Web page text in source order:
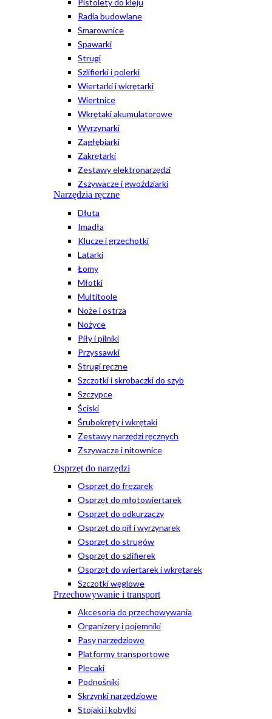
Pistolety do kleju
Radia budowlane
Smarownice
Spawarki
Strugi
Szlifierki i polerki
Wiertarki i wkrętarki
Wiertnice
Wkrętaki akumulatorowe
Wyrzynarki
Zagłębiarki
Zakrętarki
Zestawy elektronarzędzi
Zszywacze i gwoździarki
Narzędzia ręczne
Dłuta
Imadła
Klucze i grzechotki
Latarki
Łomy
Młotki
Multitoole
Noże i ostrza
Nożyce
Piły i pilniki
Przyssawki
Strugi ręczne
Szczotki i skrobaczki do szyb
Szczypce
Ściski
Śrubokręty i wkrętaki
Zestawy narzędzi ręcznych
Zszywacze i nitownice
Osprzęt do narzędzi
Osprzęt do frezarek
Osprzęt do młotowiertarek
Osprzęt do odkurzaczy
Osprzęt do pił i wyrzynarek
Osprzęt do strugów
Osprzęt do szlifierek
Osprzęt do wiertarek i wkrętarek
Szczotki węglowe
Przechowywanie i transport
Akcesoria do przechowywania
Organizery i pojemniki
Pasy narzędziowe
Platformy transportowe
Plecaki
Podnośniki
Skrzynki narzędziowe
Stojaki i kobyłki